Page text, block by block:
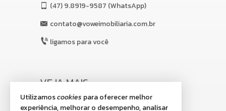
(47)9.8919-9587 (WhatsApp)
contato@voweimobiliaria.com.br
ligamos para você
VEJA MAIS
receba nosso newsletter
Utilizamoscookies para oferecer melhor
experiência, melhorar o desempenho, analisar